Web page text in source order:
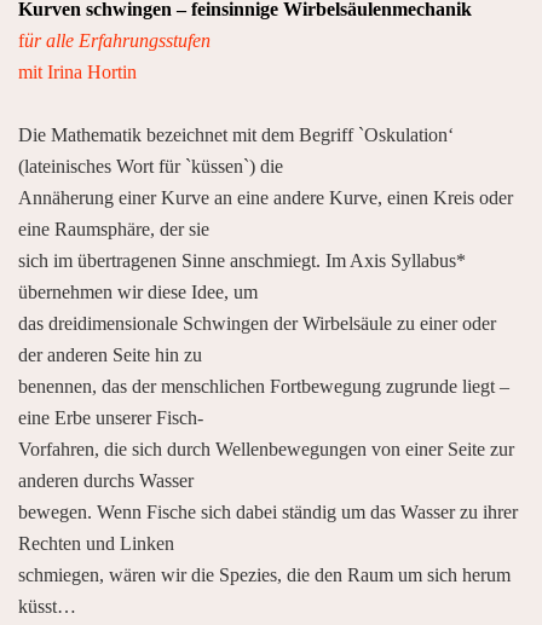
Kurven schwingen – feinsinnige Wirbelsäulenmechanik
für alle Erfahrungsstufen
mit Irina Hortin
Die Mathematik bezeichnet mit dem Begriff `Oskulation‘
(lateinisches Wort für `küssen`) die
Annäherung einer Kurve an eine andere Kurve, einen Kreis oder
eine Raumsphäre, der sie
sich im übertragenen Sinne anschmiegt. Im Axis Syllabus*
übernehmen wir diese Idee, um
das dreidimensionale Schwingen der Wirbelsäule zu einer oder
der anderen Seite hin zu
benennen, das der menschlichen Fortbewegung zugrunde liegt –
eine Erbe unserer Fisch-
Vorfahren, die sich durch Wellenbewegungen von einer Seite zur
anderen durchs Wasser
bewegen. Wenn Fische sich dabei ständig um das Wasser zu ihrer
Rechten und Linken
schmiegen, wären wir die Spezies, die den Raum um sich herum
küsst…